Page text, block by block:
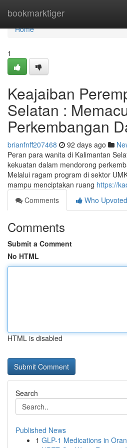
bookmarktiger
Home
Home
1
Keajaiban
Selatan :
Perkembangan
brianfnff207468 92 days ago
Peran para wanita di Kalimantan
kekuatan dalam mendorong
Melalui ragam program di sektor
mampu menciptakan ruang https://
Comments
Who Upvoted
Comments
Submit a Comment
No HTML
HTML is disabled
Search
Published News
1 GLP-1 Medications in